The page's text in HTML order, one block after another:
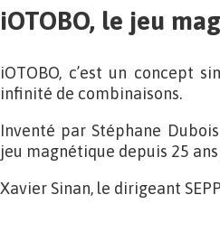
iOTOBO, le jeu
iOTOBO, c’est un concept
infinité de combinaisons.
Inventé par Stéphane
jeu magnétique depuis 25 ans
Xavier Sinan, le dirigeant